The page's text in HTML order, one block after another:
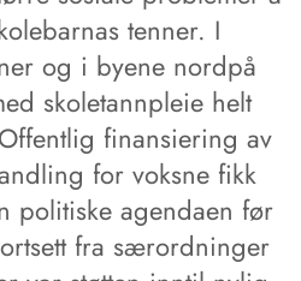
tenner. I
og i byene nordpå
skoletannpleie helt
finansiering av
for voksne fikk
politiske agendaen før
fra særordninger